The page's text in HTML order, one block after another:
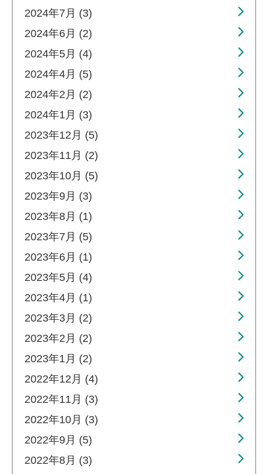
2024年7月 (3)
2024年6月 (2)
2024年5月 (4)
2024年4月 (5)
2024年2月 (2)
2024年1月 (3)
2023年12月 (5)
2023年11月 (2)
2023年10月 (5)
2023年9月 (3)
2023年8月 (1)
2023年7月 (5)
2023年6月 (1)
2023年5月 (4)
2023年4月 (1)
2023年3月 (2)
2023年2月 (2)
2023年1月 (2)
2022年12月 (4)
2022年11月 (3)
2022年10月 (3)
2022年9月 (5)
2022年8月 (3)